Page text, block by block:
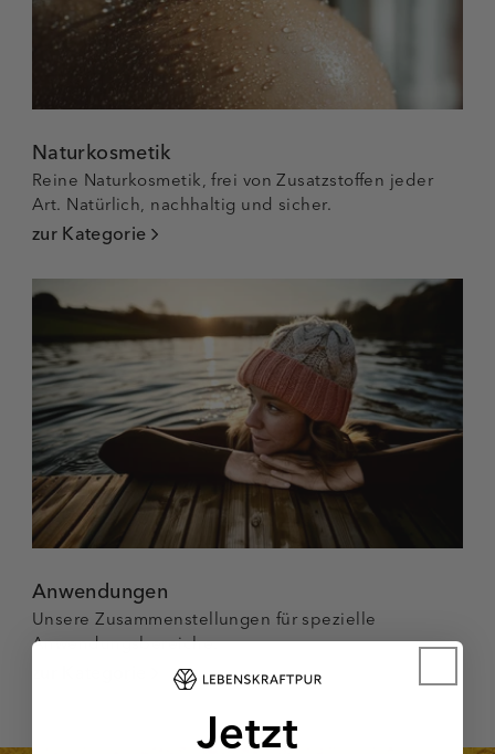
Naturkosmetik
Reine Naturkosmetik, frei von Zusatzstoffen jeder
Art. Natürlich, nachhaltig und sicher.
zur Kategorie
Anwendungen
Unsere Zusammenstellungen für spezielle
Anwendungsbereiche.
Jetzt